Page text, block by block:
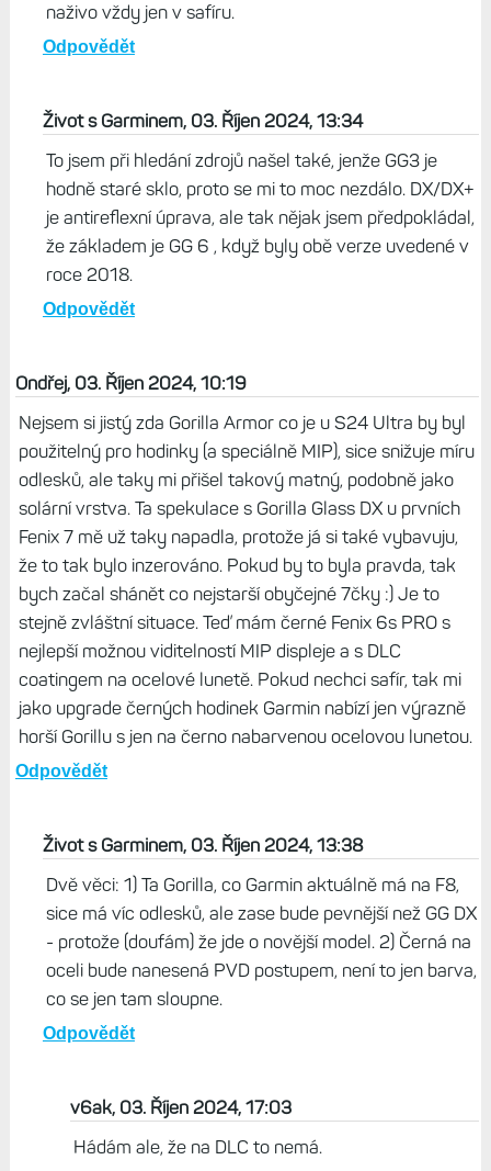
naživo vždy jen v safíru.
Odpovědět
Život s Garminem, 03. Říjen 2024, 13:34
To jsem při hledání zdrojů našel také, jenže GG3 je
hodně staré sklo, proto se mi to moc nezdálo. DX/DX+
je antireflexní úprava, ale tak nějak jsem předpokládal,
že základem je GG 6 , když byly obě verze uvedené v
roce 2018.
Odpovědět
Ondřej, 03. Říjen 2024, 10:19
Nejsem si jistý zda Gorilla Armor co je u S24 Ultra by byl
použitelný pro hodinky (a speciálně MIP), sice snižuje míru
odlesků, ale taky mi přišel takový matný, podobně jako
solární vrstva. Ta spekulace s Gorilla Glass DX u prvních
Fenix 7 mě už taky napadla, protože já si také vybavuju,
že to tak bylo inzerováno. Pokud by to byla pravda, tak
bych začal shánět co nejstarší obyčejné 7čky :) Je to
stejně zvláštní situace. Teď mám černé Fenix 6s PRO s
nejlepší možnou viditelností MIP displeje a s DLC
coatingem na ocelové lunetě. Pokud nechci safír, tak mi
jako upgrade černých hodinek Garmin nabízí jen výrazně
horší Gorillu s jen na černo nabarvenou ocelovou lunetou.
Odpovědět
Život s Garminem, 03. Říjen 2024, 13:38
Dvě věci: 1) Ta Gorilla, co Garmin aktuálně má na F8,
sice má víc odlesků, ale zase bude pevnější než GG DX
- protože (doufám) že jde o novější model. 2) Černá na
oceli bude nanesená PVD postupem, není to jen barva,
co se jen tam sloupne.
Odpovědět
v6ak, 03. Říjen 2024, 17:03
Hádám ale, že na DLC to nemá.